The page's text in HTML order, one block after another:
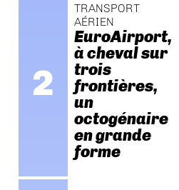
TRANSPORT
AÉRIEN
EuroAirport,
à cheval sur
trois
frontières,
un
octogénaire
en grande
forme